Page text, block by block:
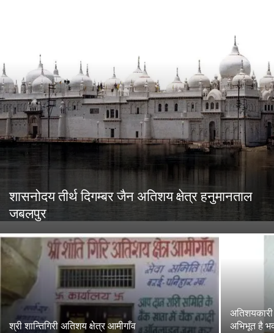
शासनोदय तीर्थ दिगम्बर जैन अतिशय क्षेत्र हनुमानताल
जबलपुर
श्री शान्तिगिरी अतिशय क्षेत्र आमीगाँव
अभिभूत है